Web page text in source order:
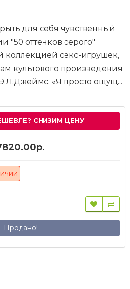
для себя чувственный
"50 оттенков серого"
коллекцией секс-игрушек,
культового произведения
«Я просто ощущ...
СНИЗИМ ЦЕНУ
Продано!